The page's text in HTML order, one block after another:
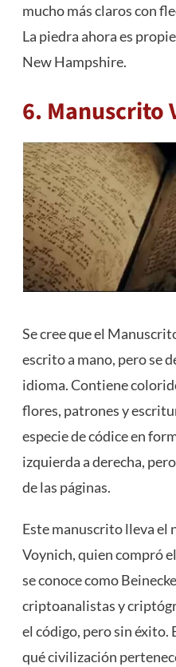
mucho más claros con
La piedra ahora es
New Hampshire.
6. Manuscrito
Se cree que el
escrito a mano, pero se
idioma. Contiene
flores, patrones y
especie de códice en
izquierda a derecha,
de las páginas.
Este manuscrito lleva el
Voynich, quien compró
se conoce como
criptoanalistas y
el código, pero sin éxito.
qué civilización